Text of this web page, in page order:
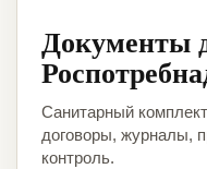
Документы
Санитарный
договоры, журналы,
контроль.